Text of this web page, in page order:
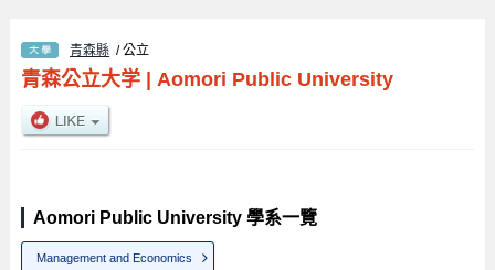
青森縣 / 公立
青森公立大学| Aomori Public University
Aomori Public University 學系一覽
Management and Economics